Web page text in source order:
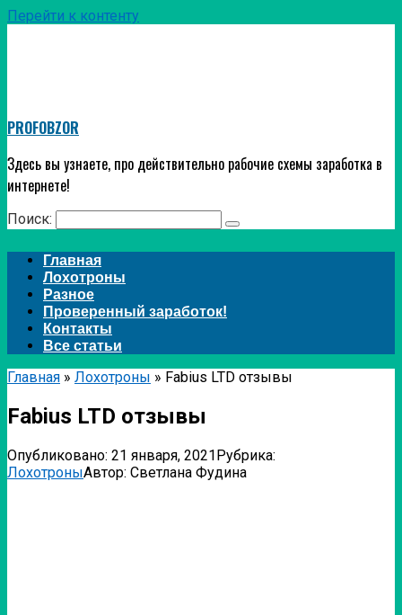
Перейти к контенту
PROFOBZOR
Здесь вы узнаете, про действительно рабочие схемы заработка в
интернете!
Поиск:
Главная
Лохотроны
Разное
Проверенный заработок!
Контакты
Все статьи
Главная » Лохотроны » Fabius LTD отзывы
Fabius LTD отзывы
Опубликовано: 21 января, 2021Рубрика:
ЛохотроныАвтор: Светлана Фудина